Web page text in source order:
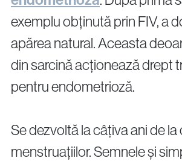
info@genesisathens.ro
exemplu obținută prin FIV, a
apărea natural. Aceasta
din sarcină acționează drept
pentru endometrioză.
Se dezvoltă la câțiva ani de la
menstruațiilor. Semnele și